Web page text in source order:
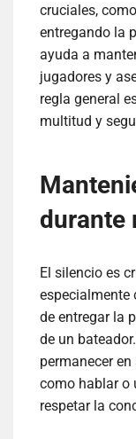
cruciales,
entregando la
ayuda a
jugadores y
regla general
multitud y
durante
El silencio es
especialmente
de entregar la
de un
permanecer
como hablar o
respetar la